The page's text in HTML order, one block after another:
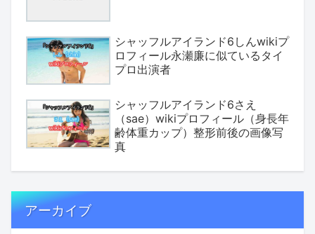
シャッフルアイランド6しんwikiプ
ロフィール永瀬廉に似ているタイ
プロ出演者
シャッフルアイランド6さえ
（sae）wikiプロフィール（身長年
齢体重カップ）整形前後の画像写
真
アーカイブ